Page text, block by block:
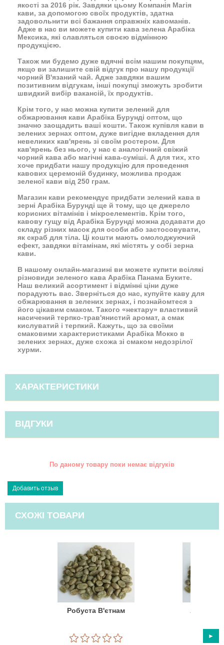
якості за 2016 рік. Завдяки цьому Компанія Магія
кави, за допомогою своїх продуктів, здатна
задовольнити всі бажання справжніх кавоманів.
Адже в нас ви можете купити кава зелена Арабіка
Мексика, які славляться своєю відмінною
продукцією.
Також ми будемо дуже вдячні всім нашим покупцям,
якщо ви залишите свій відгук про нашу продукції
чорний В'язаний чай. Адже завдяки вашим
позитивним відгукам, інші покупці зможуть зробити
швидкий вибір вакансій, їх продуктів.
Крім того, у нас можна купити зелений для
обжарювання кави Арабіка Бурунді оптом, що
значно заощадить ваші кошти. Також купівля кави в
зелених зернах оптом, дуже вигідне вкладення для
невеликих кав'ярень зі своїм ростером. Для
кав'ярень без нього, у нас є аналогічний свіжий
чорний кава або магічні кава-суміші. А для тих, хто
хоче придбати нашу продукцію для проведення
кавових церемоній будинку, можлива продаж
зеленої кави від 250 грам.
Магазин кави рекомендує придбати зелений кава в
зерні Арабіка Бурунді ще й тому, що це джерело
корисних вітамінів і мікроелементів. Крім того,
кавову гущу від Арабіка Бурунді можна додавати до
складу різних масок для особи або застосовувати,
як скраб для тіла. Ці кошти мають омолоджуючий
ефект, завдяки вітамінам, які містять у собі зерна
кави.
В нашому онлайн-магазині ви можете купити всілякі
різновиди зеленого кава Арабіка Панама Буките.
Наш великий асортимент і відмінні ціни дуже
порадують вас. Зверніться до нас, купуйте каву для
обжарювання в зелених зернах, і познайомтеся з
його цікавим смаком. Такого «нектару» властивий
насичений терпко-трав'янистий аромат, а смак
кислуватий і терпкий. Кажуть, що за своїми
смаковими характеристиками Арабіка Мокко в
зелених зернах, дуже схожа зі смаком недозрілої
хурми.
ХАРАКТЕРИСТИКИ
ВІДГУКИ
По даному товару поки немає відгуків
СХОЖІ ТОВАРИ
Робуста В'єтнам
Арабіка